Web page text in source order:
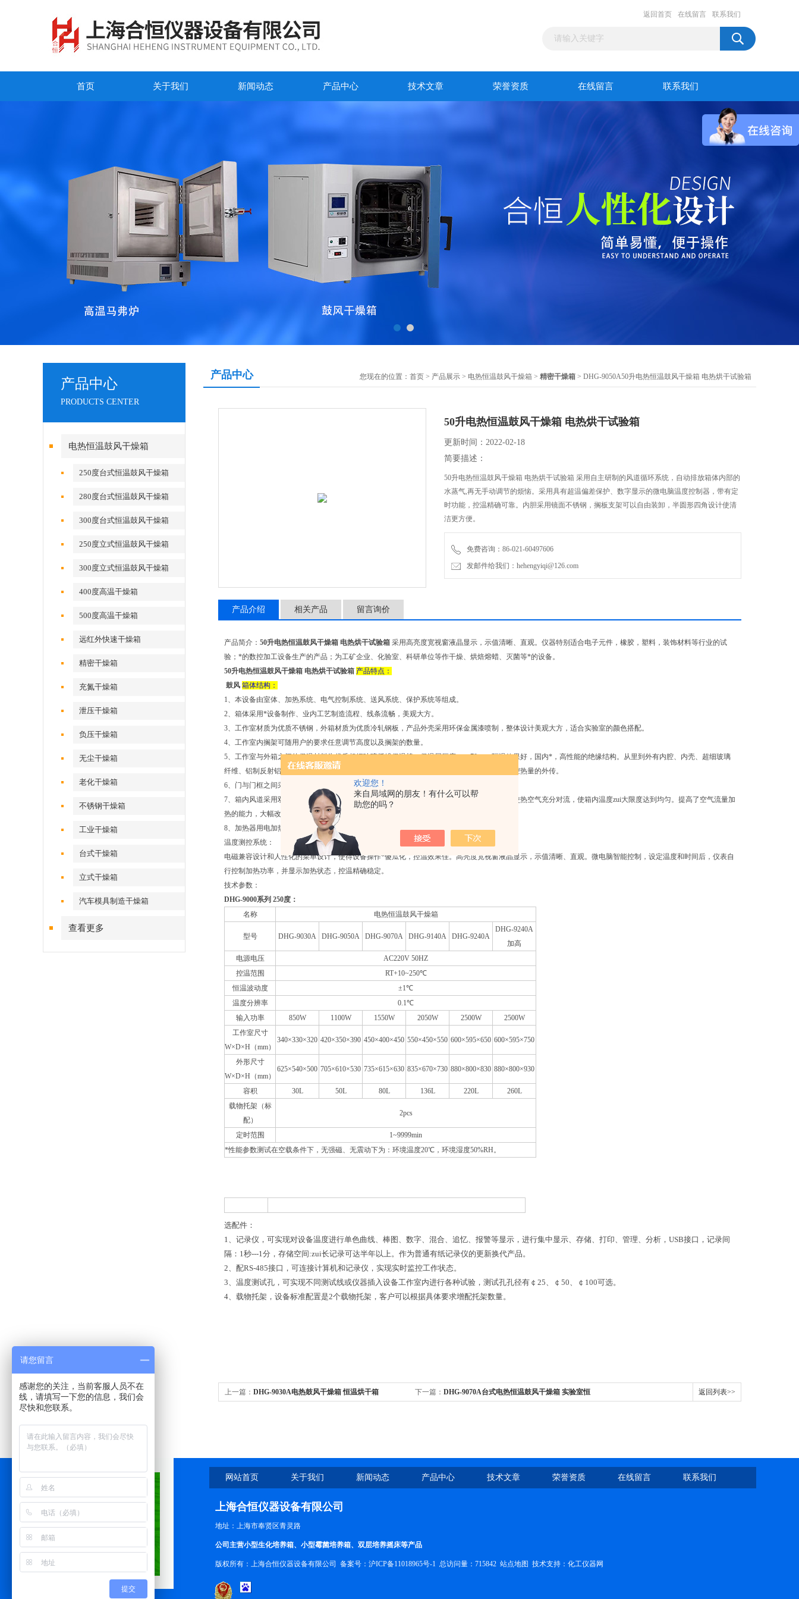
欢迎您！
来自局域网的朋友！有什么可以帮
助您的吗？
返回首页 在线留言 联系我们
首页 关于我们 新闻动态 产品中心 技术文章 荣誉资质 在线留言 联系我们
产品中心
PRODUCTS CENTER
电热恒温鼓风干燥箱
250度台式恒温鼓风干燥箱
280度台式恒温鼓风干燥箱
300度台式恒温鼓风干燥箱
250度立式恒温鼓风干燥箱
300度立式恒温鼓风干燥箱
400度高温干燥箱
500度高温干燥箱
远红外快速干燥箱
精密干燥箱
充氮干燥箱
泄压干燥箱
负压干燥箱
无尘干燥箱
老化干燥箱
不锈钢干燥箱
工业干燥箱
台式干燥箱
立式干燥箱
汽车模具制造干燥箱
查看更多
产品中心 您现在的位置： 首页 > 产品展示 > 电热恒温鼓风干燥箱 > 精密干燥箱 > DHG-9050A50升电热恒温鼓风干燥箱 电热烘干试验箱
50升电热恒温鼓风干燥箱 电热烘干试验箱
更新时间：2022-02-18
简要描述：
50升电热恒温鼓风干燥箱 电热烘干试验箱 采用自主研制的风道循环系统，自动排放箱体内部的
水蒸气,再无手动调节的烦恼。采用具有超温偏差保护、数字显示的微电脑温度控制器，带有定
时功能，控温精确可靠。内胆采用镜面不锈钢，搁板支架可以自由装卸，半圆形四角设计使清
洁更方便。
免费咨询：86-021-60497606
发邮件给我们：hehengyiqi@126.com
产品介绍 相关产品 留言询价
产品简介： 50升电热恒温鼓风干燥箱 电热烘干试验箱 采用高亮度宽视窗液晶显示，示值清晰、直观。仪器特别适合电子元件，橡胶，塑料，装饰材料等行业的试
验；*的数控加工设备生产的产品；为工矿企业、化验室、科研单位等作干燥、烘焙熔蜡、灭菌等*的设备。
50升电热恒温鼓风干燥箱 电热烘干试验箱 产品特点：
鼓风 箱体结构：
1、本设备由室体、加热系统、电气控制系统、送风系统、保护系统等组成。
2、箱体采用*设备制作、业内工艺制造流程、线条流畅，美观大方。
3、工作室材质为优质不锈钢，外箱材质为优质冷轧钢板，产品外壳采用环保金属漆喷制，整体设计美观大方，适合实验室的颜色搭配。
4、工作室内搁架可随用户的要求任意调节高度以及搁架的数量。
5、工作室与外箱之间的保温材料为优质超细玻璃纤维保温棉，保温层厚度：＞70mm, 隔温效果好，国内*，高性能的绝缘结构。从里到外有内腔、内壳、超细玻璃
纤维、铝制反射铝箔片、空气夹层，内胆热量损失少。内胆外箱及门胆结构*，极大减少了内腔热量的外传。
6、门与门框之间采用高性能密封材料及*的橡胶密封结构，密封、耐高温性、抗老化性好。
7、箱内风道采用双循环系统，不锈钢多翼式离心风轮及循环风道组成，形成合理的风道，能使热空气充分对流，使箱内温度zui大限度达到均匀。提高了空气流量加
热的能力，大幅改善了干燥箱的温度均匀性。
8、加热器用电加热管，升温快，寿命长。
温度测控系统：
电磁兼容设计和人性化的菜单设计，使得设备操作*傻瓜化，控温效果佳。高亮度宽视窗液晶显示，示值清晰、直观。微电脑智能控制，设定温度和时间后，仪表自
行控制加热功率，并显示加热状态，控温精确稳定。
技术参数：
DHG-9000系列 250度：
名称
电热恒温鼓风干燥箱
型号 DHG-9030A DHG-9050A DHG-9070A DHG-9140A DHG-9240A
DHG-9240A
加高
电源电压
AC220V 50HZ
控温范围
RT+10~250℃
恒温波动度
±1℃
温度分辨率
0.1℃
输入功率
850W 1100W 1550W 2050W 2500W
2500W
工作室尺寸
W×D×H（mm）
340×330×320 420×350×390 450×400×450 550×450×550 600×595×650 600×595×750
外形尺寸
W×D×H（mm）
625×540×500 705×610×530 735×615×630 835×670×730 880×800×830 880×800×930
容积 30L 50L 80L 136L 220L
260L
载物托架（标
配）
2pcs
定时范围
1~9999min
*性能参数测试在空载条件下，无强磁、无震动下为：环境温度20℃，环境湿度50%RH。
选配件：
1、记录仪，可实现对设备温度进行单色曲线、棒图、数字、混合、追忆、报警等显示，进行集中显示、存储、打印、管理、分析，USB接口，记录间
隔：1秒---1分，存储空间:zui长记录可达半年以上。作为普通有纸记录仪的更新换代产品。
2、配RS-485接口，可连接计算机和记录仪，实现实时监控工作状态。
3、温度测试孔，可实现不同测试线或仪器插入设备工作室内进行各种试验，测试孔孔径有￠25、￠50、￠100可选。
4、载物托架，设备标准配置是2个载物托架，客户可以根据具体要求增配托架数量。
上一篇： DHG-9030A电热鼓风干燥箱 恒温烘干箱 下一篇： DHG-9070A台式电热恒温鼓风干燥箱 实验室恒 返回列表>>
网站首页 关于我们 新闻动态 产品中心 技术文章 荣誉资质 在线留言 联系我们
上海合恒仪器设备有限公司
地址：上海市奉贤区青灵路
公司主营小型生化培养箱、小型霉菌培养箱、双层培养摇床等产品
版权所有：上海合恒仪器设备有限公司 备案号： 沪ICP备11018965号-1 总访问量：715842 站点地图 技术支持： 化工仪器网
请您留言
感谢您的关注，当前客服人员不在
线，请填写一下您的信息，我们会
尽快和您联系。
提交